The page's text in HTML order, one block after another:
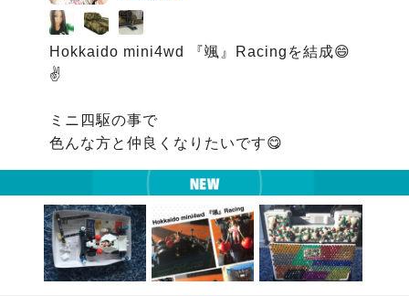
Hokkaido mini4wd 『颯』Racingを結成😄
✌️
ミニ四駆の事で
色んな方と仲良くなりたいです😋